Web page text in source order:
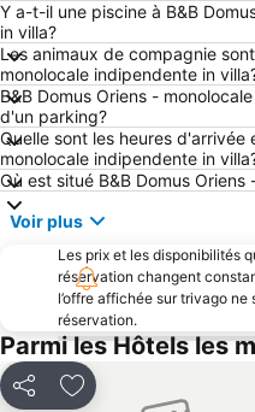
Porto Pino
Spiaggia Piscinas
Y a-t-il une piscine à B&B
in villa?
Les animaux de compagnie
monolocale indipendente in
B&B Domus Oriens -
d'un parking?
Quelle sont les heures
monolocale indipendente in
Où est situé B&B Domus
Voir plus
Les prix et les disponibilités
réservation changent
l’offre affichée sur trivago
réservation.
Parmi les Hôtels les
PartagerAjouter à mes favoris